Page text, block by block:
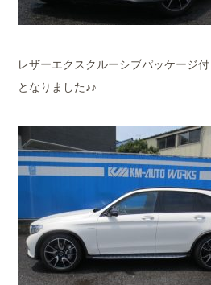
レザーエクスクルーシブパッケージ
となりました♪♪